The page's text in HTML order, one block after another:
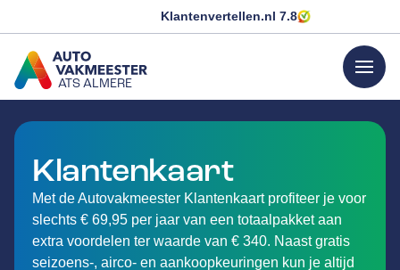
Klantenvertellen.nl 7.8
ATS ALMERE
GA NAAR DE HOMEPAGINA
menu
Klantenkaart
Met de Autovakmeester Klantenkaart profiteer je voor
slechts € 69,95 per jaar van een totaalpakket aan
extra voordelen ter waarde van € 340. Naast gratis
seizoens-, airco- en aankoopkeuringen kun je altijd